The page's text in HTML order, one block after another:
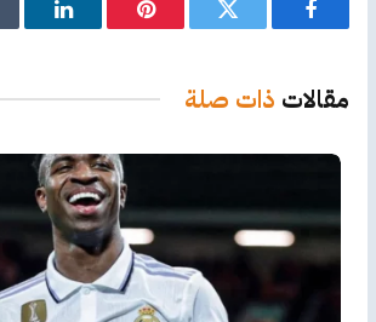
فيسبوك تويتر بينتيريستلينكدإن
مقالات ذات صلة